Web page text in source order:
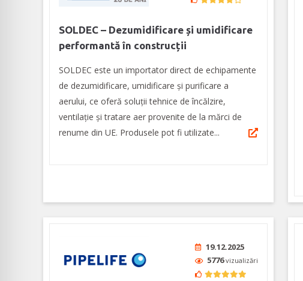
SOLDEC – Dezumidificare și umidificare
performantă în construcții
SOLDEC este un importator direct de echipamente
de dezumidificare, umidificare și purificare a
aerului, ce oferă soluții tehnice de încălzire,
ventilație și tratare aer provenite de la mărci de
renume din UE. Produsele pot fi utilizate...
19.12.2025
5776vizualizări